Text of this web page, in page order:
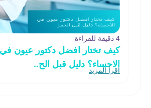
4 دقيقة للقراءة
كيف تختار افضل دكتور عيون في
الاحساء؟ دليل قبل الح..
اقرأ المزيد